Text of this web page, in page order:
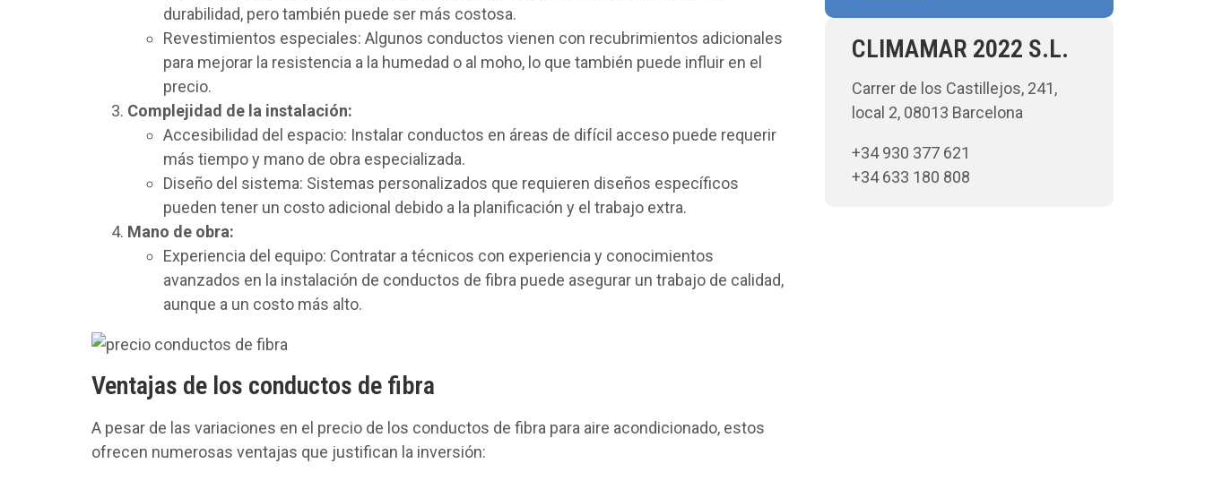
durabilidad, pero también puede ser más costosa.
Revestimientos especiales: Algunos conductos vienen con recubrimientos adicionales
para mejorar la resistencia a la humedad o al moho, lo que también puede influir en el
precio.
Complejidad de la instalación:
Accesibilidad del espacio: Instalar conductos en áreas de difícil acceso puede requerir
más tiempo y mano de obra especializada.
Diseño del sistema: Sistemas personalizados que requieren diseños específicos
pueden tener un costo adicional debido a la planificación y el trabajo extra.
Mano de obra:
Experiencia del equipo: Contratar a técnicos con experiencia y conocimientos
avanzados en la instalación de conductos de fibra puede asegurar un trabajo de calidad,
aunque a un costo más alto.
Ventajas de los conductos de fibra
A pesar de las variaciones en el precio de los conductos de fibra para aire acondicionado, estos
ofrecen numerosas ventajas que justifican la inversión:
CLIMAMAR 2022 S.L.
Carrer de los Castillejos, 241,
local 2, 08013 Barcelona
+34 930 377 621
+34 633 180 808